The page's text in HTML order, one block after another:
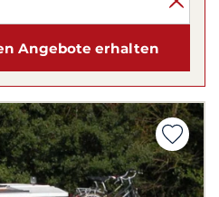
Angebote erhalten